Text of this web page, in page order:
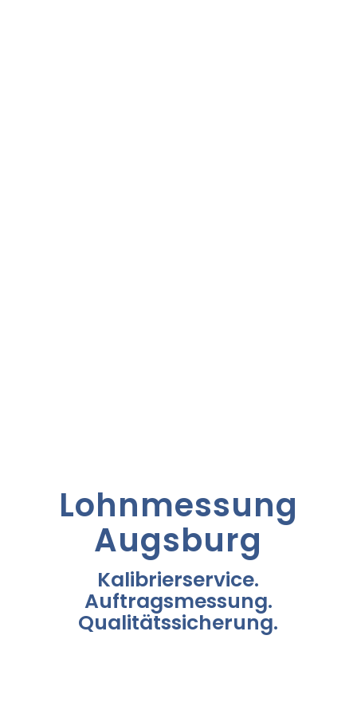
Lohnmessung
Augsburg
Kalibrierservice.
Auftragsmessung.
Qualitätssicherung.